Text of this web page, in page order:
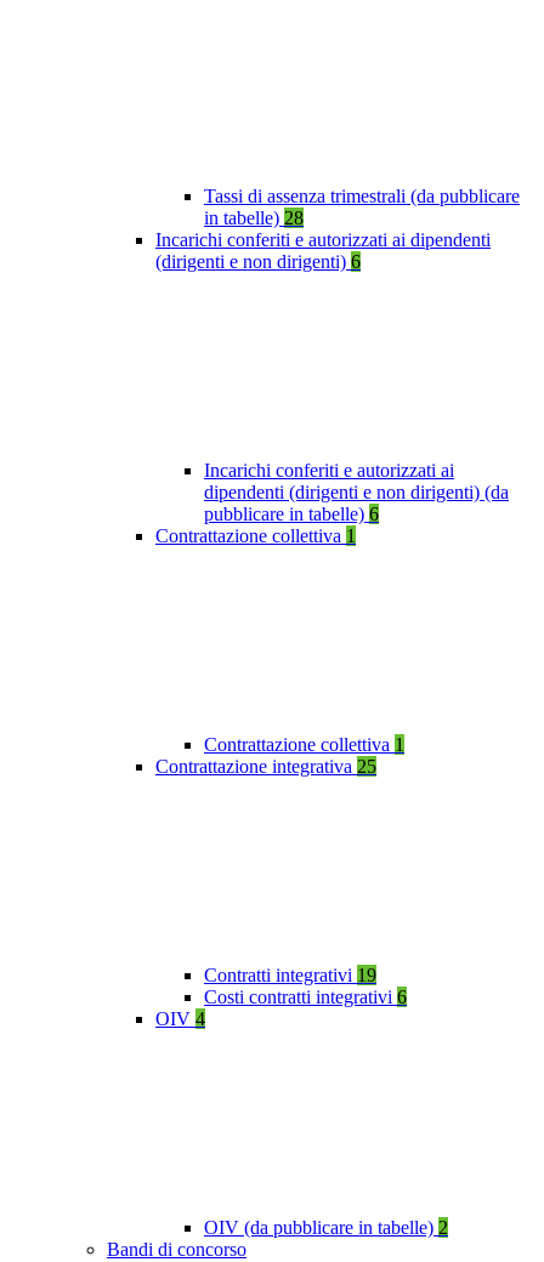
Tassi di assenza trimestrali (da pubblicare
in tabelle) 28
Incarichi conferiti e autorizzati ai dipendenti
(dirigenti e non dirigenti) 6
Incarichi conferiti e autorizzati ai
dipendenti (dirigenti e non dirigenti) (da
pubblicare in tabelle) 6
Contrattazione collettiva 1
Contrattazione collettiva 1
Contrattazione integrativa 25
Contratti integrativi 19
Costi contratti integrativi 6
OIV 4
OIV (da pubblicare in tabelle) 2
Bandi di concorso